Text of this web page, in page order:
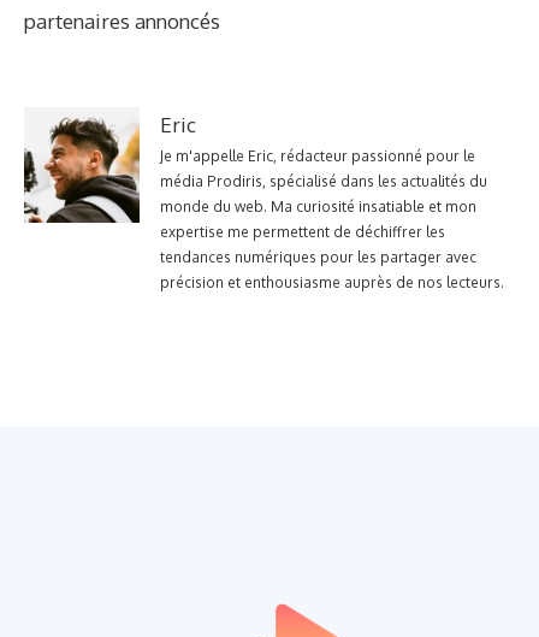
partenaires annoncés
Eric
Je m'appelle Eric, rédacteur passionné pour le
média Prodiris, spécialisé dans les actualités du
monde du web. Ma curiosité insatiable et mon
expertise me permettent de déchiffrer les
tendances numériques pour les partager avec
précision et enthousiasme auprès de nos lecteurs.